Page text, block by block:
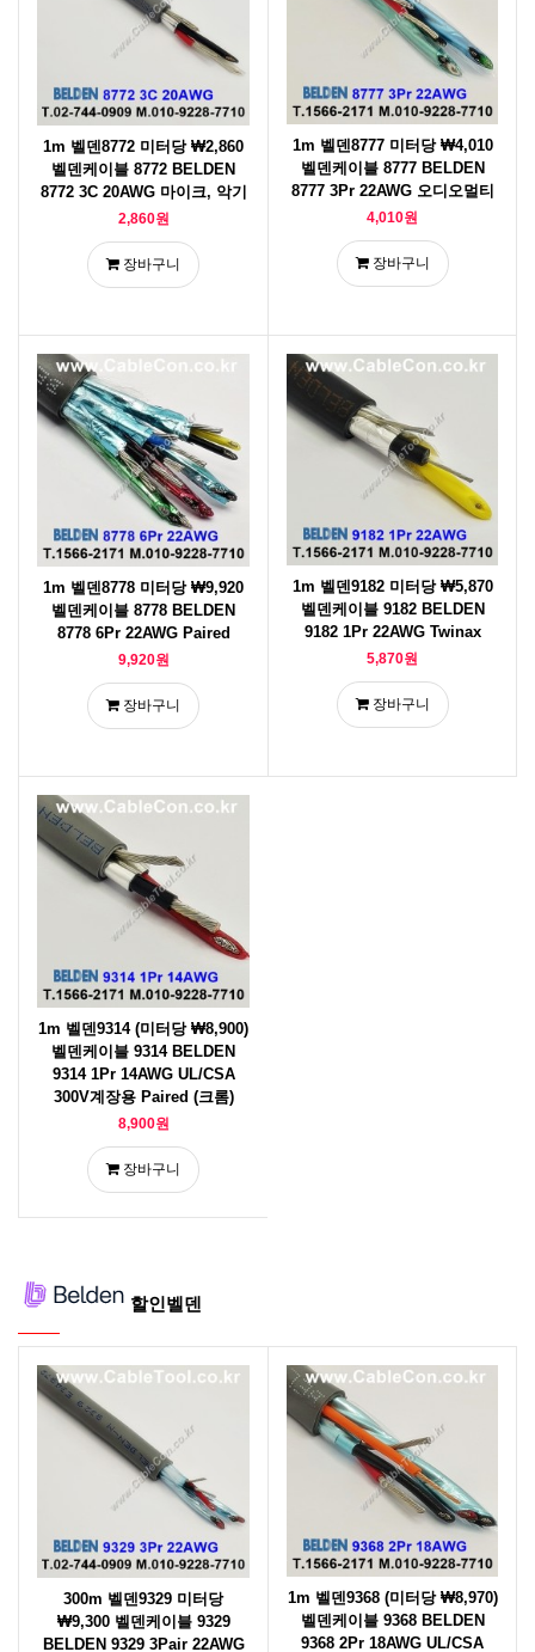
1m 벨덴8772 미터당 ₩2,860
벨덴케이블 8772 BELDEN
8772 3C 20AWG 마이크, 악기
2,860원
장바구니
1m 벨덴8777 미터당 ₩4,010
벨덴케이블 8777 BELDEN
8777 3Pr 22AWG 오디오멀티
4,010원
장바구니
1m 벨덴8778 미터당 ₩9,920
벨덴케이블 8778 BELDEN
8778 6Pr 22AWG Paired
9,920원
장바구니
1m 벨덴9182 미터당 ₩5,870
벨덴케이블 9182 BELDEN
9182 1Pr 22AWG Twinax
5,870원
장바구니
1m 벨덴9314 (미터당 ₩8,900)
벨덴케이블 9314 BELDEN
9314 1Pr 14AWG UL/CSA
300V계장용 Paired (크롬)
8,900원
장바구니
할인벨덴
300m 벨덴9329 미터당
₩9,300 벨덴케이블 9329
BELDEN 9329 3Pair 22AWG
1m 벨덴9368 (미터당 ₩8,970)
벨덴케이블 9368 BELDEN
9368 2Pr 18AWG UL/CSA